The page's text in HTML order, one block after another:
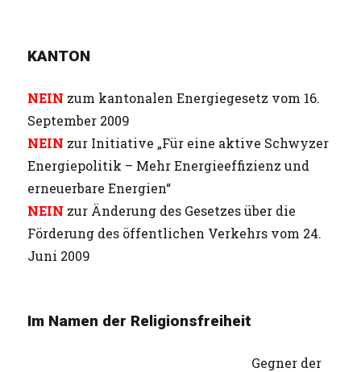
KANTON
NEIN zum kantonalen Energiegesetz vom 16.
September 2009
NEIN zur Initiative „Für eine aktive Schwyzer
Energiepolitik – Mehr Energieeffizienz und
erneuerbare Energien“
NEIN zur Änderung des Gesetzes über die
Förderung des öffentlichen Verkehrs vom 24.
Juni 2009
Im Namen der Religionsfreiheit
Gegner der